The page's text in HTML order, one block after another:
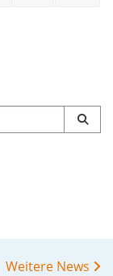
Weitere News